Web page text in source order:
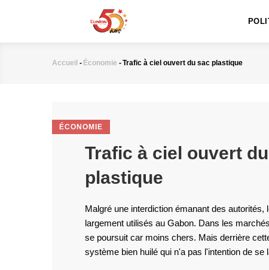
Fil
Accueil - Économie -Trafic à ciel ouvert du sac plastique
ÉCONOMIE
Trafic à ciel ouvert
plastique
Malgré une interdiction émanant des
largement utilisés au Gabon. Dans les
se poursuit car moins chers. Mais derrière
système bien huilé qui n'a pas l'intention de se